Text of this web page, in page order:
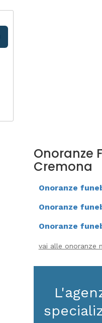
Onoranze
Cremona
Onoranze
Onoranze
Onoranze
vai alle onoranze